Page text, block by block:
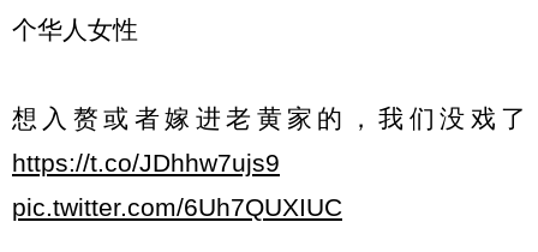
个华人女性
想入赘或者嫁进老黄家的，我们没戏了
https://t.co/JDhhw7ujs9
pic.twitter.com/6Uh7QUXIUC